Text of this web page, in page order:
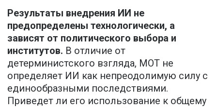
Результаты внедрения ИИ не
предопределены технологически, а
зависят от политического выбора и
институтов. В отличие от
детерминистского взгляда, МОТ не
определяет ИИ как непреодолимую силу с
единообразными последствиями.
Приведет ли его использование к общему